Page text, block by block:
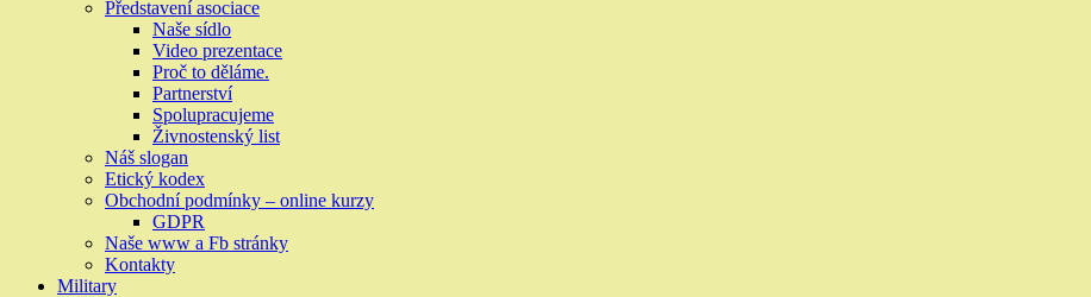
Představení asociace
Naše sídlo
Video prezentace
Proč to děláme.
Partnerství
Spolupracujeme
Živnostenský list
Náš slogan
Etický kodex
Obchodní podmínky – online kurzy
GDPR
Naše www a Fb stránky
Kontakty
Military